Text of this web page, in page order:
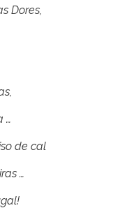
Dores,
…
de cal
…